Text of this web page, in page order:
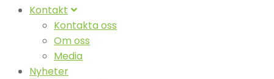
Kontakt
Kontakta oss
Om oss
Media
Nyheter